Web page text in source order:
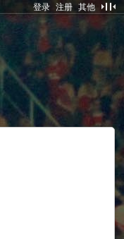
登录 注册 其他